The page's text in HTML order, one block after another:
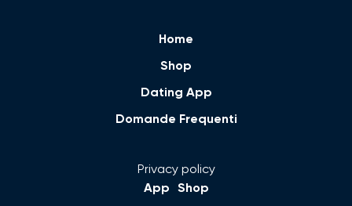
Home
Shop
Dating App
Domande Frequenti
Privacy policy
App Shop